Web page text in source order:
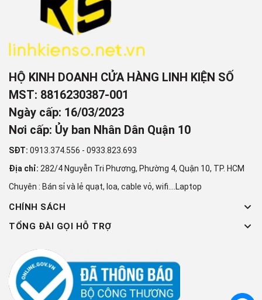
HỘ KINH DOANH CỬA HÀNG LINH KIỆN SỐ
MST: 8816230387-001
Ngày cấp: 16/03/2023
Nơi cấp: Ủy ban Nhân Dân Quận 10
SĐT: 0913.374.556 - 0933.823.693
Địa chỉ: 282/4 Nguyễn Tri Phương, Phường 4, Quận 10, TP. HCM
Chuyên : Bán sỉ và lẻ quạt, loa, cable vỏ, wifi....Laptop
CHÍNH SÁCH
TỔNG ĐÀI GỌI HỖ TRỢ